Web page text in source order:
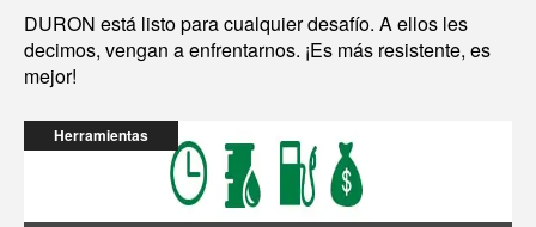
DURON está listo para cualquier desafío. A ellos les
decimos, vengan a enfrentarnos. ¡Es más resistente, es
mejor!
Herramientas